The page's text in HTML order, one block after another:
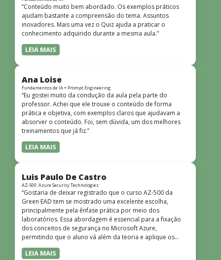
“Conteúdo muito bem abordado. Os exemplos práticos
ajudam bastante a compreensão do tema. Assuntos
inovadores. Mais uma vez o Quiz ajuda a praticar o
conhecimento adquirido durante a mesma aula.”
LEIA MAIS
Ana Loise
Fundamentos de IA + Prompt Engineering
“Eu gostei muito da condução da aula pela parte do
professor. Achei que ele trouxe o conteúdo de forma
prática e objetiva, com exemplos claros que ajudavam a
absorver o conteúdo. Foi, sem dúvida, um dos melhores
treinamentos que já fiz.”
LEIA MAIS
Luis Paulo De Castro
AZ-500: Azure Security Technologies
“Gostaria de deixar registrado que o curso AZ-500 da
Green EAD tem se mostrado uma excelente escolha,
principalmente pela ênfase prática por meio dos
laboratórios. Essa abordagem é essencial para a fixação
dos conceitos de segurança no Microsoft Azure,
permitindo que o aluno vá além da teoria e aplique os
conhecimentos em cenários reais e simulados. Outro
ponto muito positivo é a didática do curso. O conteúdo é
LEIA MAIS